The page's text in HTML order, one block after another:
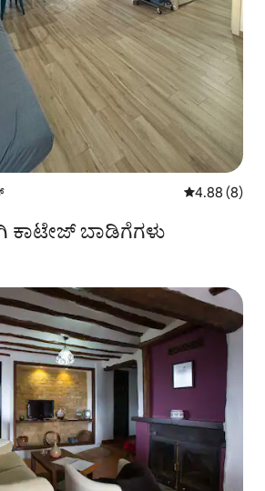
5 ರಲ್ಲಿ 4.88
4.88 (8)
ಕಾಟೇಜ್ ಬಾಡಿಗೆಗಳು